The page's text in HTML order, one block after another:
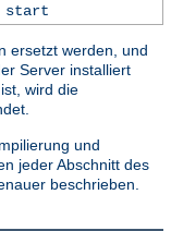
start
ersetzt werden, und
Server installiert
wird die
und
jeder Abschnitt des
beschrieben.